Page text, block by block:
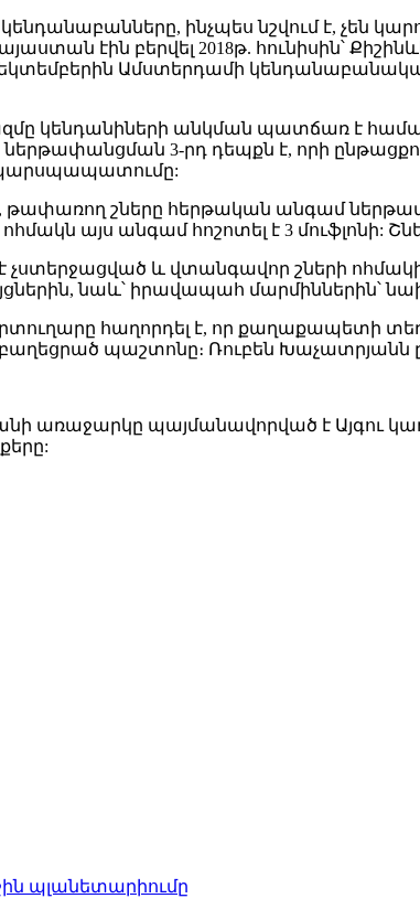
ինչպես նշվում է, չեն
էին բերվել 2018թ. հունիսին՝
Ամստերդամի
կենդանիների անկման պատճառ է
ներթափանցման 3-րդ դեպքն է, որի
թափառող շները հերթական անգամ
այս անգամ հոշոտել է 3 մուֆլոնի:
և վտանգավոր շների
նաև՝ իրավապահ մարմիններին՝
հաղորդել է, որ քաղաքապետի
պաշտոնը։ Ռուբեն Խաչատրյանն
առաջարկը պայմանավորված է Այգու
պլանետարիումը